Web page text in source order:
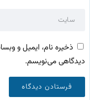
ذخیره نام، ایمیل و
دیدگاهی می‌نویسم.